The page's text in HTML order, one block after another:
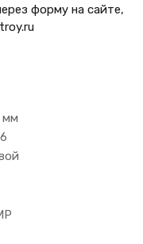
форму на сайте,
мм